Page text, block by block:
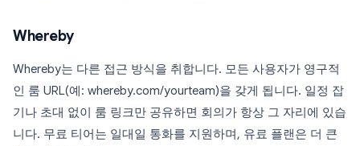
Whereby
Whereby는 다른 접근 방식을 취합니다. 모든 사용자가 영구적
인 룸 URL(예: whereby.com/yourteam)을 갖게 됩니다. 일정 잡
기나 초대 없이 룸 링크만 공유하면 회의가 항상 그 자리에 있습
니다. 무료 티어는 일대일 통화를 지원하며, 유료 플랜은 더 큰